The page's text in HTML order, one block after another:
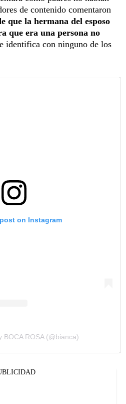
de contenido comentaron
que la hermana del esposo
que era una persona no
identifica con ninguno de los
on Instagram
BOCA ROSA (@bianca)